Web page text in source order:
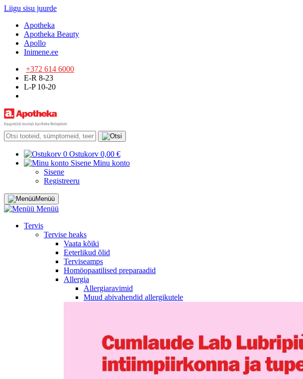
Liigu sisu juurde
Apotheka
Apotheka Beauty
Apollo
Inimene.ee
+372 614 6000
E-R 8-23
L-P 10-20
0 Ostukorv 0,00 €
Sisene Minu konto
Sisene
Registreeru
Menüü
Menüü
Tervis
Tervise heaks
Vaata kõiki
Eeterlikud õlid
Terviseamps
Homöopaatilised preparaadid
Allergia
Allergiaravimid
Muud abivahendid allergikutele